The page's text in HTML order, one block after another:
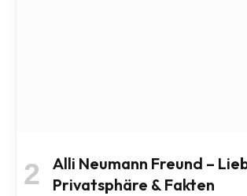
Alli Neumann Freund –
Privatsphäre & Fakten